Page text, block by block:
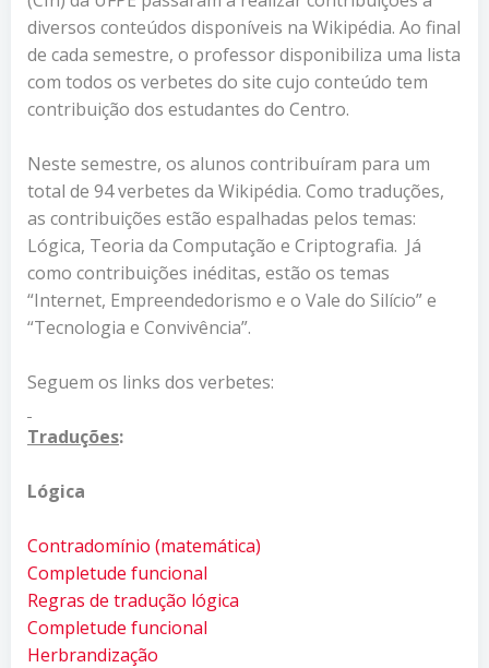
diversos conteúdos disponíveis na Wikipédia. Ao final
de cada semestre, o professor disponibiliza uma lista
com todos os verbetes do site cujo conteúdo tem
contribuição dos estudantes do Centro.
Neste semestre, os alunos contribuíram para um
total de 94 verbetes da Wikipédia. Como traduções,
as contribuições estão espalhadas pelos temas:
Lógica, Teoria da Computação e Criptografia. Já
como contribuições inéditas, estão os temas
“Internet, Empreendedorismo e o Vale do Silício” e
“Tecnologia e Convivência”.
Seguem os links dos verbetes:
Traduções:
Lógica
Contradomínio (matemática)
Completude funcional
Regras de tradução lógica
Completude funcional
Herbrandização